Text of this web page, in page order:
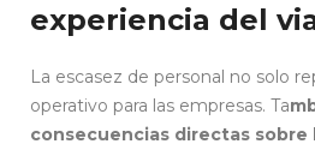
experiencia del
La escasez de personal no solo
operativo para las empresas. Ta
consecuencias directas sobre